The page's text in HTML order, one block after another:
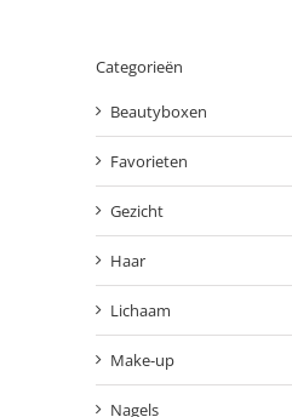
Categorieën
Beautyboxen
Favorieten
Gezicht
Haar
Lichaam
Make-up
Nagels